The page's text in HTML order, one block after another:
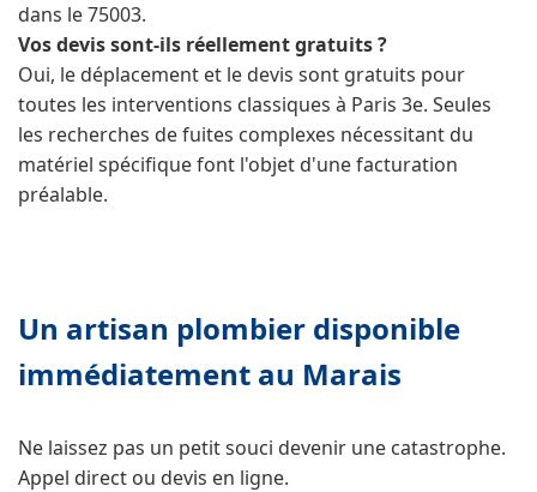
dans le 75003.
Vos devis sont-ils réellement gratuits ?
Oui, le déplacement et le devis sont gratuits pour
toutes les interventions classiques à Paris 3e. Seules
les recherches de fuites complexes nécessitant du
matériel spécifique font l'objet d'une facturation
préalable.
Un artisan plombier disponible
immédiatement au Marais
Ne laissez pas un petit souci devenir une catastrophe.
Appel direct ou devis en ligne.